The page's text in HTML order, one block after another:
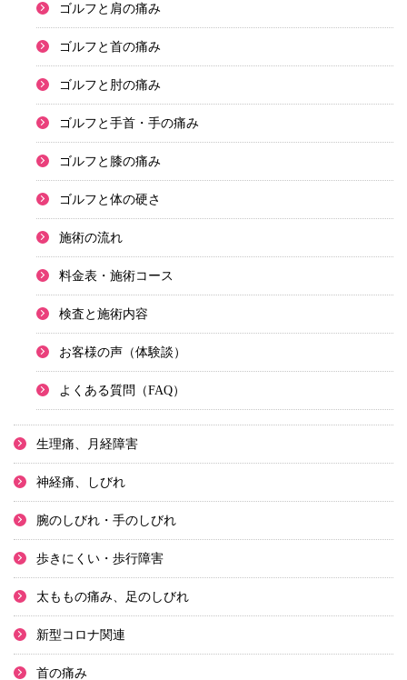
ゴルフと肩の痛み
ゴルフと首の痛み
ゴルフと肘の痛み
ゴルフと手首・手の痛み
ゴルフと膝の痛み
ゴルフと体の硬さ
施術の流れ
料金表・施術コース
検査と施術内容
お客様の声（体験談）
よくある質問（FAQ）
生理痛、月経障害
神経痛、しびれ
腕のしびれ・手のしびれ
歩きにくい・歩行障害
太ももの痛み、足のしびれ
新型コロナ関連
首の痛み